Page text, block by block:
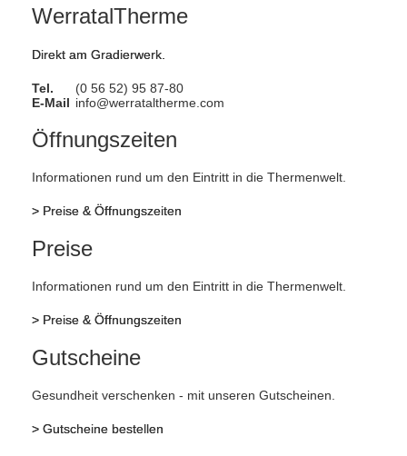
WerratalTherme
Direkt am Gradierwerk.
Tel.
(0 56 52) 95 87-80
E-Mail info@werrataltherme.com
Öffnungszeiten
Informationen rund um den Eintritt in die Thermenwelt.
> Preise & Öffnungszeiten
Preise
Informationen rund um den Eintritt in die Thermenwelt.
> Preise & Öffnungszeiten
Gutscheine
Gesundheit verschenken - mit unseren Gutscheinen.
> Gutscheine bestellen